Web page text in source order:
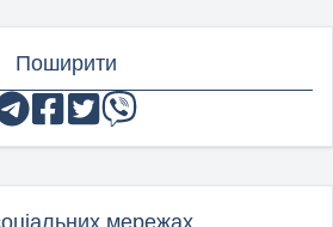
Поширити
мережах